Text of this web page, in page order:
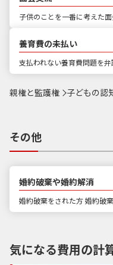
子供のことを一番に考えた
養育費の未払い
支払われない養育費問題を
親権と監護権 子どもの認
その他
婚約破棄や婚約解消
婚約破棄をされた方 婚約破
気になる費用の計